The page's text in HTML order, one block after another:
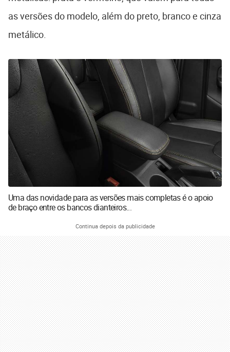
as versões do modelo, além do preto, branco e cinza
metálico.
Uma das novidade para as versões mais completas é o apoio
de braço entre os bancos dianteiros...
Continua depois da publicidade